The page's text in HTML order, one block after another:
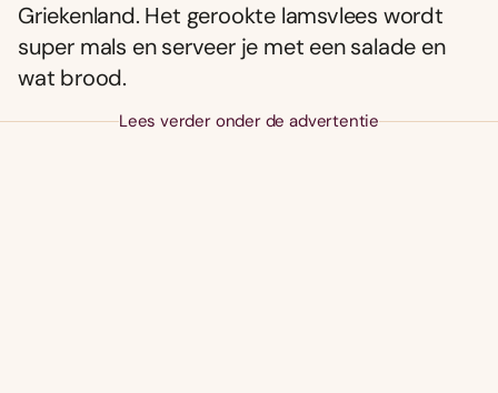
Griekenland. Het gerookte lamsvlees wordt
super mals en serveer je met een salade en
wat brood.
Lees verder onder de advertentie